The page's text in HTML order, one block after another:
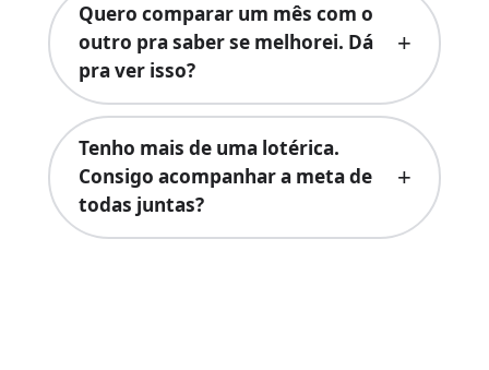
Quero comparar um mês com o
outro pra saber se melhorei. Dá
pra ver isso?
Tenho mais de uma lotérica.
Consigo acompanhar a meta de
todas juntas?